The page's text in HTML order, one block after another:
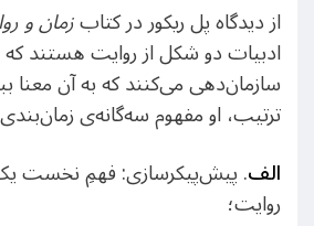
از دیدگاه پل ریکور در کتابزمان و
ادبیات دو شکل از روایت هستند که
سازمان‌دهی می‌کنند که به آن معنا
ترتیب، او مفهوم سه‌گانه‌ی
الف. پیش‌پیکرسازی: فهمِ نخست
روایت؛